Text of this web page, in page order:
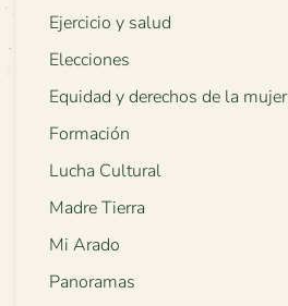
Ejercicio y salud
Elecciones
Equidad y derechos de la mujer
Formación
Lucha Cultural
Madre Tierra
Mi Arado
Panoramas